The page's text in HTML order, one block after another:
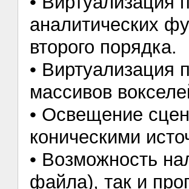
аналитических
второго порядка.
• Виртуализация
массивов
• Освещение
коническими
• Возможность
файла), так и